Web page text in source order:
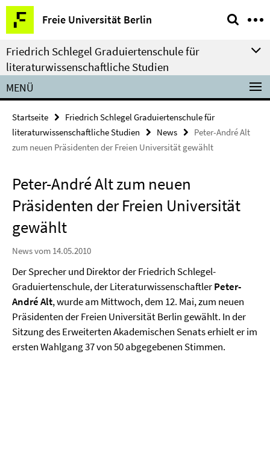
Springe
direkt
zu
Inhalt
Freie Universität Berlin
Service-
Navigation
Friedrich Schlegel Graduiertenschule für
literaturwissenschaftliche Studien
MENÜ
Startseite
Friedrich Schlegel Graduiertenschule für
literaturwissenschaftliche Studien
News
Peter-André Alt
zum neuen Präsidenten der Freien Universität gewählt
Peter-André Alt zum neuen
Präsidenten der Freien Universität
gewählt
News vom 14.05.2010
Der Sprecher und Direktor der Friedrich Schlegel-
Graduiertenschule, der LiteraturwissenschaftlerPeter-
André Alt, wurde am Mittwoch, dem 12. Mai, zum neuen
Präsidenten der Freien Universität Berlin gewählt. In der
Sitzung des Erweiterten Akademischen Senats erhielt er im
ersten Wahlgang 37 von 50 abgegebenen Stimmen.